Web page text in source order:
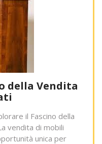
della Vendita
il Fascino della
vendita di mobili
unica per